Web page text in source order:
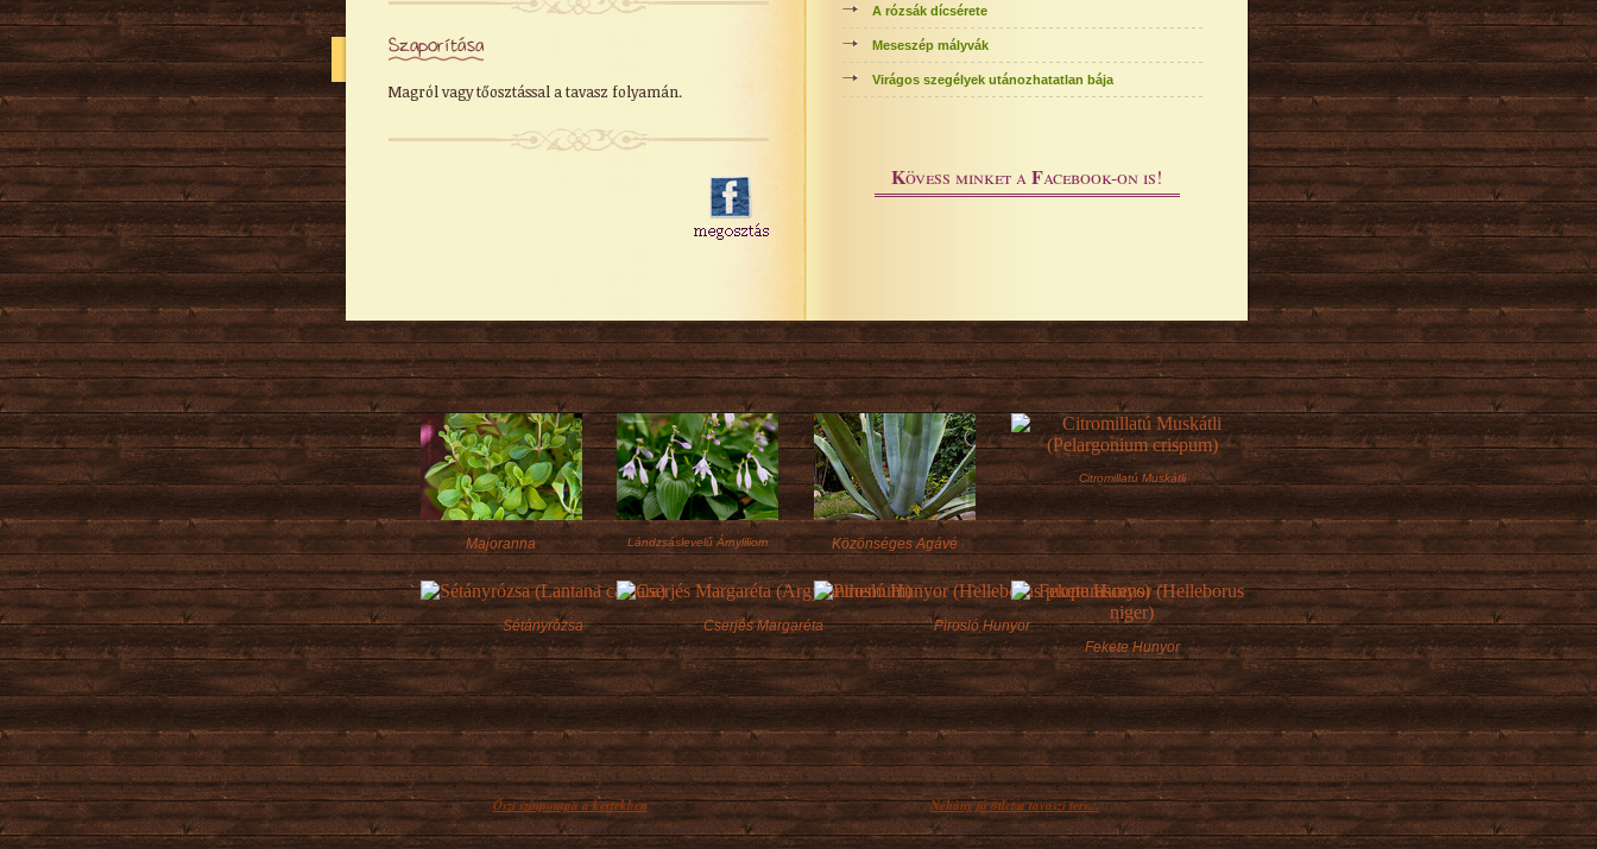
Szaporítása
Magról vagy tőosztással a tavasz folyamán.
A rózsák dícsérete
Meseszép mályvák
Virágos szegélyek utánozhatatlan bája
Kövess minket a Facebook-on is!
Majoranna Lándzsáslevelű Árnyliliom Közönséges Agávé
Citromillatú Muskátli
Sétányrózsa Cserjés Margaréta
Pirosló Hunyor
Fekete Hunyor
Őszi színpompa a kertekben
Míg a néhány kései virágzású évelő az
Néhány jó ötlet a tavaszi terv...
A napsütéses idő így tél végén minden